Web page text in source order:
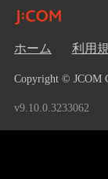
ホーム 利用
Copyright © JCOM
v9.10.0.3233062